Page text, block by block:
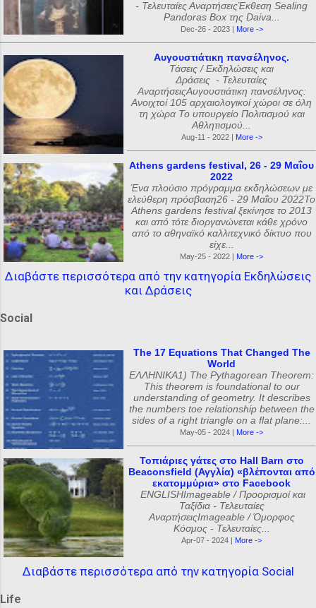
- Τελευταίες ΑναρτήσειςΈκθεση Sealing
Pandoras Box της Daiva...
Dec-26 - 2023 | More ->
Αυγουστιάτικη πανσέληνος.
Τάσεις / Εκδηλώσεις και
Δράσεις - Τελευταίες
ΑναρτήσειςΑυγουστιάτικη πανσέληνος:
Ανοιχτοί 105 αρχαιολογικοί χώροι σε όλη
τη χώρα Το υπουργείο Πολιτισμού και
Αθλητισμού...
Aug-11 - 2022 | More ->
Athens gardens festival, 26 - 29 Μαΐου
2022
Ένα πλούσιο πρόγραμμα εκδηλώσεων με
ελεύθερη πρόσβαση26 - 29 Μαΐου 2022Το
Athens gardens festival ξεκίνησε το 2013
και από τότε διοργανώνεται κάθε χρόνο
από το αθηναϊκό καλλιτεχνικό δίκτυο που
είχε...
May-25 - 2022 | More ->
Διαβάστε περισσότερα από την κατηγορία Εκδηλώσεις
και Δράσεις
Social
The 17 Equations That Changed The
World
ΕΛΛΗΝΙΚΑ1) The Pythagorean Theorem:
This theorem is foundational to our
understanding of geometry. It describes
the numbers toe relationship between the
sides of a right triangle on a flat plane:...
May-05 - 2024 | More ->
Τοπιάριες γάτες στο Hall Barn στο
Beaconsfield (Αγγλία) «βλέπονται από
εκατομμύρια» στο Facebook
ENGLISHImageable / Προορισμοί και
Ταξίδια - Τελευταίες
ΑναρτήσειςImageable / Όμορφος
Κόσμος - Τελευταίες...
Apr-07 - 2024 | More ->
Διαβάστε περισσότερα από την κατηγορία Social
Life